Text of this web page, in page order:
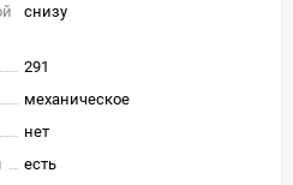
снизу
291
механическое
нет
есть